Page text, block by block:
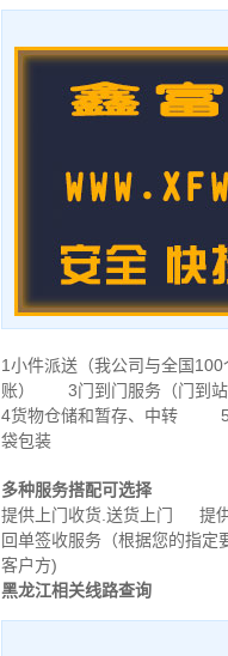
1小件派送（我公司与全国
账） 3门到门服务（门到站
4货物仓储和暂存、中转 5
袋包装
多种服务搭配可选择
提供上门收货.送货上门
回单签收服务（根据您的指
客户方)
黑龙江相关线路查询